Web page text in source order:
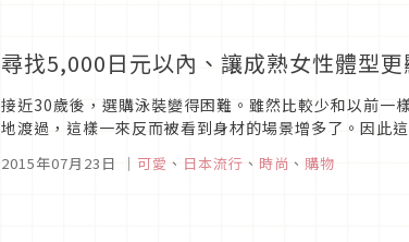
尋找5,000日元以內、讓成熟女性體型
接近30歲後，選購泳裝變得困難。雖然比較少和以前一
地渡過，這樣一來反而被看到身材的場景增多了。因
2015年07月23日 ｜ 可愛 、 日本流行 、 時尚 、 購物